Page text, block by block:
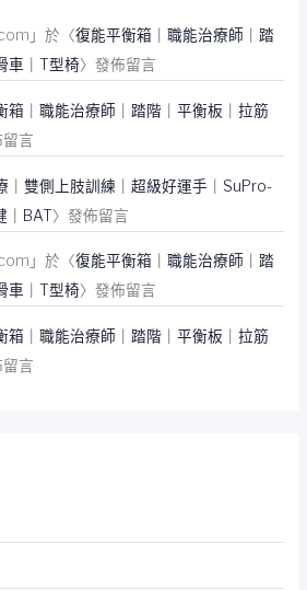
」於〈復能平衡箱｜職能治療師｜踏
車｜T型椅〉發佈留言
箱｜職能治療師｜踏階｜平衡板｜拉筋
言
｜雙側上肢訓練｜超級好運手｜SuPro-
｜BAT〉發佈留言
」於〈復能平衡箱｜職能治療師｜踏
車｜T型椅〉發佈留言
箱｜職能治療師｜踏階｜平衡板｜拉筋
言